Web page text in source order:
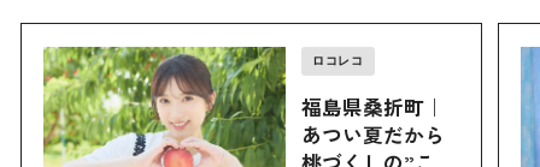
ロコレコ
福島県桑折町｜
あつい夏だから